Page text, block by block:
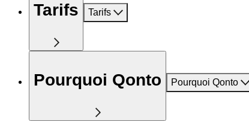
Tarifs Tarifs
Pourquoi Qonto Pourquoi Qonto